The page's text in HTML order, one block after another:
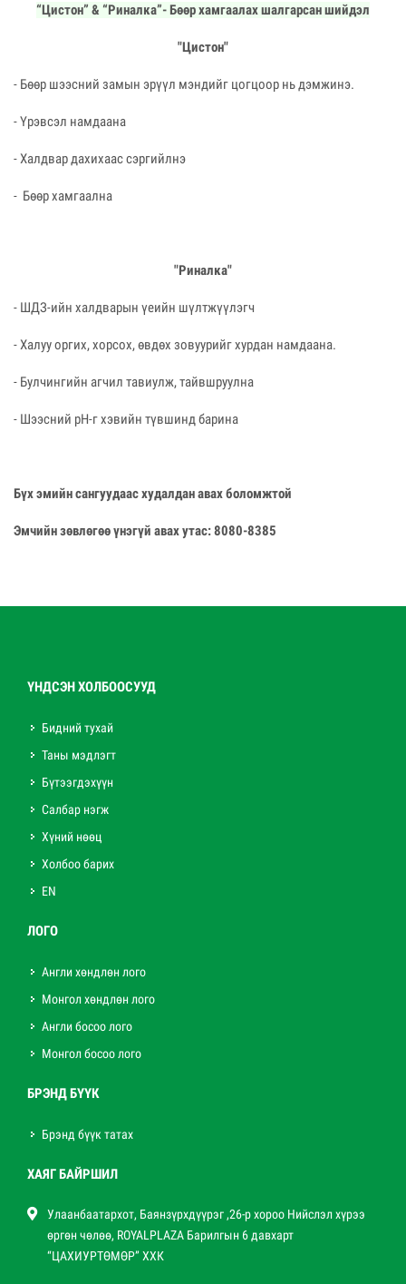
“Цистон” & “Риналка”- Бөөр хамгаалах шалгарсан шийдэл
"Цистон"
- Бөөр шээсний замын эрүүл мэндийг цогцоор нь дэмжинэ.
- Үрэвсэл намдаана
- Халдвар дахихаас сэргийлнэ
- Бөөр хамгаална
"Риналка"
- ШДЗ-ийн халдварын үеийн шүлтжүүлэгч
- Халуу оргих, хорсох, өвдөх зовуурийг хурдан намдаана.
- Булчингийн агчил тавиулж, тайвшруулна
- Шээсний pH-г хэвийн түвшинд барина
Бүх эмийн сангуудаас худалдан авах боломжтой
Эмчийн зөвлөгөө үнэгүй авах утас: 8080-8385
ҮНДСЭН ХОЛБООСУУД
Бидний тухай
Таны мэдлэгт
Бүтээгдэхүүн
Салбар нэгж
Хүний нөөц
Холбоо барих
EN
ЛОГО
Англи хөндлөн лого
Монгол хөндлөн лого
Англи босоо лого
Монгол босоо лого
БРЭНД БҮҮК
Брэнд бүүк татах
ХАЯГ БАЙРШИЛ
Улаанбаатархот, Баянзүрхдүүрэг ,26-р хороо Нийслэл хүрээ
өргөн чөлөө, ROYALPLAZA Барилгын 6 давхарт
“ЦАХИУРТӨМӨР” ХХК